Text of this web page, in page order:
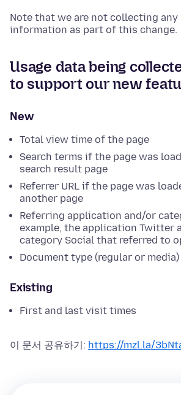
Note that we are not collecting any
information as part of this change.
Usage data being
to support our new
New
Total view time of the page
Search terms if the page was
search result page
Referrer URL if the page was
another page
Referring application and/or
example, the application Twitter
category Social that referred to
Document type (regular or media)
Existing
First and last visit times
이 문서 공유하기: https://mzl.la/